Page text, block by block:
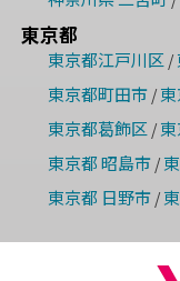
東京都
東京都江戸川区/
東京都町田市/
東京都葛飾区/
東京都 昭島市/
東京都 日野市/